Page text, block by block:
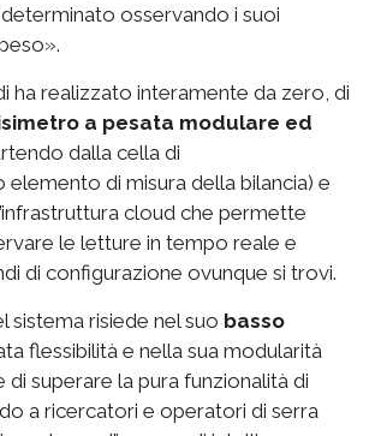
osservando i suoi
ha realizzato interamente da zero, di
a pesata modulare ed
dalla cella di
elemento di misura della bilancia) e
cloud che permette
le letture in tempo reale e
di configurazione ovunque si trovi.
sistema risiede nel suo basso
flessibilità e nella sua modularità
superare la pura funzionalità di
a ricercatori e operatori di serra